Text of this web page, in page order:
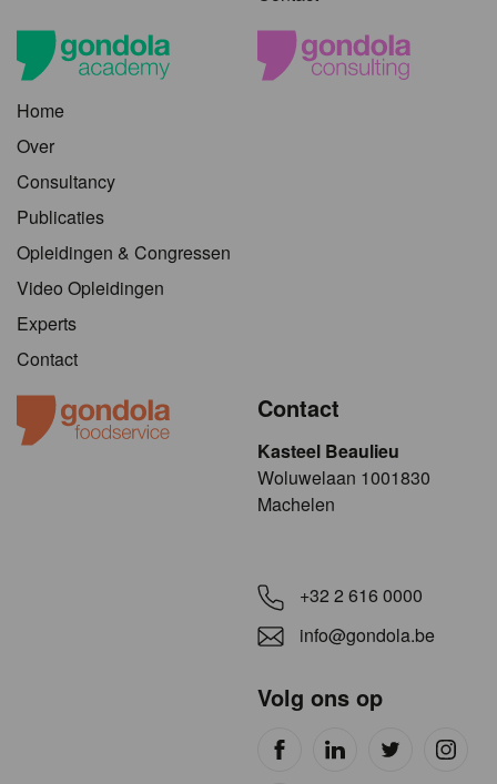
Home
Over
Consultancy
Publicaties
Opleidingen & Congressen
Video Opleidingen
Experts
Contact
Contact
Kasteel Beaulieu
​​​Woluwelaan 1001830
Machelen
+32 2 616 0000
info@gondola.be
Volg ons op